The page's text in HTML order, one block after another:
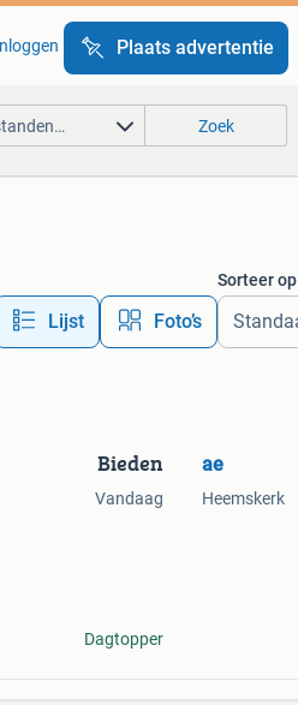
Plaats advertentie
Zoek
Lijst Foto’s
Sorteer op
Bieden
Vandaag
Dagtopper
ae
Heemskerk